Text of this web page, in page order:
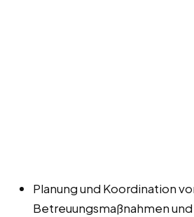
Planung und Koordination
Betreuungsmaßnahmen